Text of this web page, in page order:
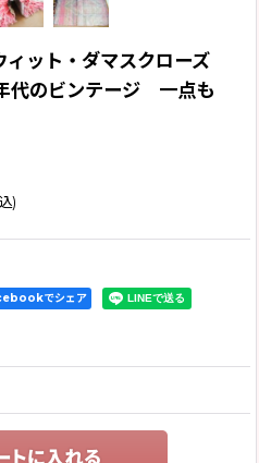
ット・ダマスクローズ
代のビンテージ 一点も
)
でシェア